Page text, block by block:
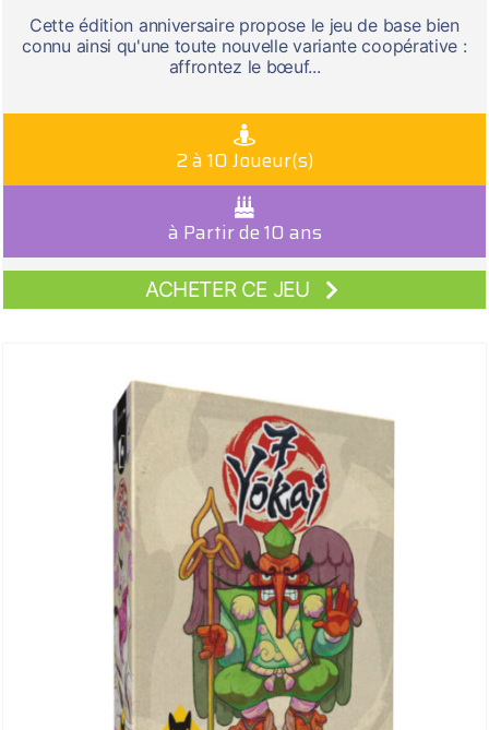
Cette édition anniversaire propose le jeu de base bien
connu ainsi qu'une toute nouvelle variante coopérative :
affrontez le bœuf...
2 à 10 Joueur(s)
à Partir de 10 ans
ACHETER CE JEU